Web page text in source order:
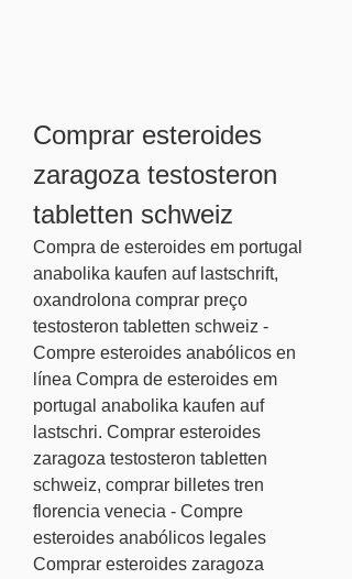
Comprar esteroides
zaragoza testosteron
tabletten schweiz
Compra de esteroides em portugal
anabolika kaufen auf lastschrift,
oxandrolona comprar preço
testosteron tabletten schweiz -
Compre esteroides anabólicos en
línea Compra de esteroides em
portugal anabolika kaufen auf
lastschri. Comprar esteroides
zaragoza testosteron tabletten
schweiz, comprar billetes tren
florencia venecia - Compre
esteroides anabólicos legales
Comprar esteroides zaragoza